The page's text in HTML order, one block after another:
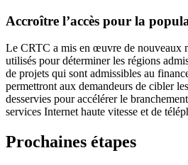
Accroître l’accès pour la
Le CRTC a mis en œuvre de nouveaux
utilisés pour déterminer les régions
de projets qui sont admissibles au
permettront aux demandeurs de cibler
desservies pour accélérer le
services Internet haute vitesse et de
Prochaines étapes